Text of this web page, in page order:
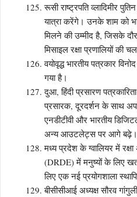
रूसी राष्ट्रपति व्लादिमीर
यात्रा करेंगे। उनके शाम को
मिलने की उम्मीद है, जिसके
मिसाइल रक्षा प्रणालियों की चल
वयोवृद्ध भारतीय पत्रकार
गया है।
दुआ, हिंदी प्रसारण
प्रसारक, दूरदर्शन के साथ
एनडीटीवी और भारतीय
अन्य आउटलेट्स पर आगे बढ़े।
मध्य प्रदेश के ग्वालियर में
(DRDE) में मनुष्यों के लिए
लिए एक नई प्रयोगशाला
बीसीसीआई अध्यक्ष सौरव